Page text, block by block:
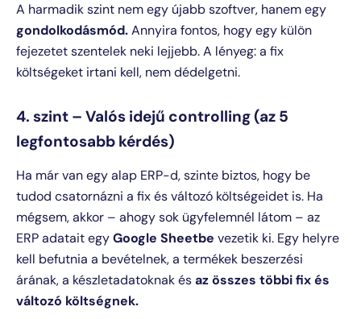
A harmadik szint nem egy újabb szoftver, hanem egy
gondolkodásmód.Annyira fontos, hogy egy külön
fejezetet szentelek neki lejjebb. A lényeg: a fix
költségeket irtani kell, nem dédelgetni.
4. szint – Valós idejű controlling (az 5
legfontosabb kérdés)
Ha már van egy alap ERP-d, szinte biztos, hogy be
tudod csatornázni a fix és változó költségeidet is. Ha
mégsem, akkor – ahogy sok ügyfelemnél látom – az
ERP adatait egyGoogle Sheetbe vezetik ki. Egy helyre
kell befutnia a bevételnek, a termékek beszerzési
árának, a készletadatoknak ésaz összes többi fix és
változó költségnek.